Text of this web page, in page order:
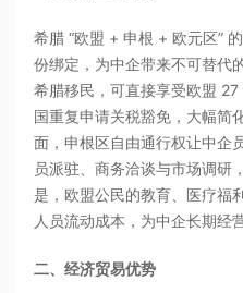
希腊 “欧盟 + 申根 + 欧元区”
份绑定，为中企带来不可替代
希腊移民，可直接享受欧盟
国重复申请关税豁免，大幅简
面，申根区自由通行权让中企
员派驻、商务洽谈与市场调研
是，欧盟公民的教育、医疗福
人员流动成本，为中企长期经
二、经济贸易优势